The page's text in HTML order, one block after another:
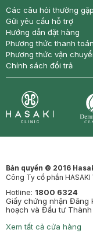
Các câu hỏi thường gặp
Gửi yêu cầu hỗ trợ
Hướng dẫn đặt hàng
Phương thức thanh toán
Phương thức vận
Chính sách đổi trả
Bản quyền © 2016
Công Ty cổ phần HASAKI
Hotline: 1800 6324
Giấy chứng nhận Đăng
hoạch và Đầu tư Thành
Xem tất cả cửa hàng